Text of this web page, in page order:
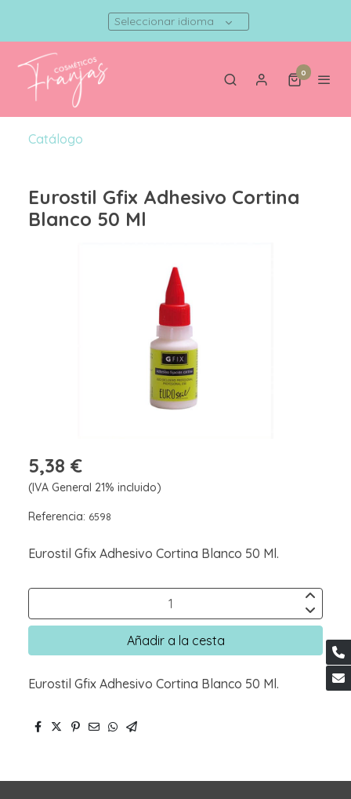
Seleccionar idioma
0
Catálogo
Eurostil Gfix Adhesivo Cortina
Blanco 50 Ml
5,38 €
(IVA General 21% incluido)
Referencia: 6598
Eurostil Gfix Adhesivo Cortina Blanco 50 Ml.
Añadir a la cesta
Eurostil Gfix Adhesivo Cortina Blanco 50 Ml.